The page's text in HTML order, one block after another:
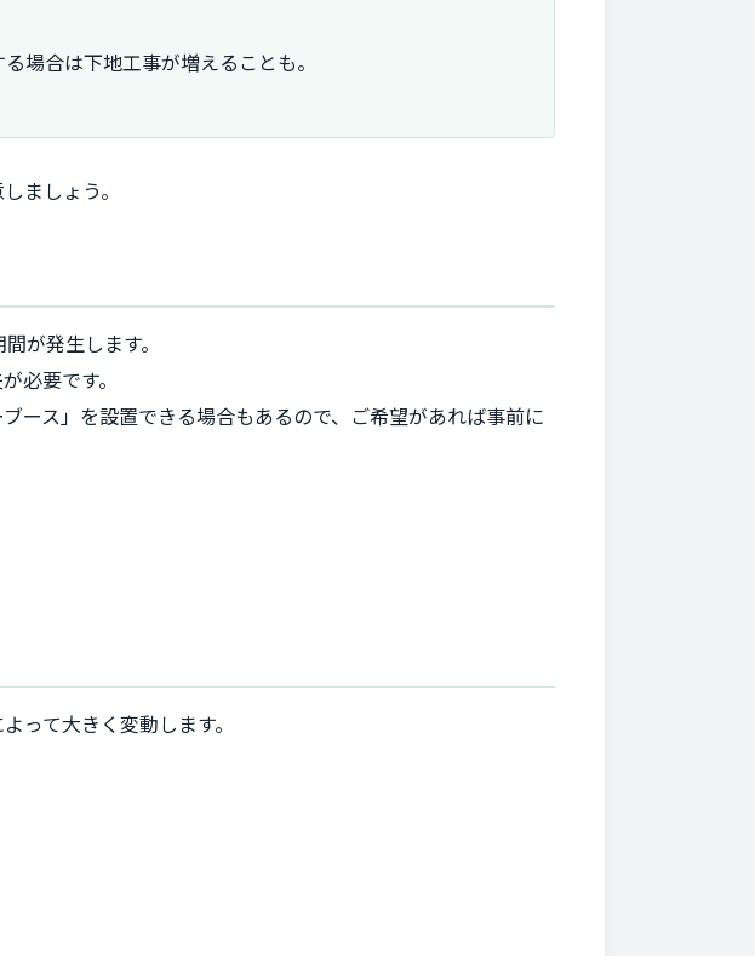
場合は下地工事が増えることも。
ましょう。
が発生します。
必要です。
ース」を設置できる場合もあるので、ご希望があれば事前に
って大きく変動します。